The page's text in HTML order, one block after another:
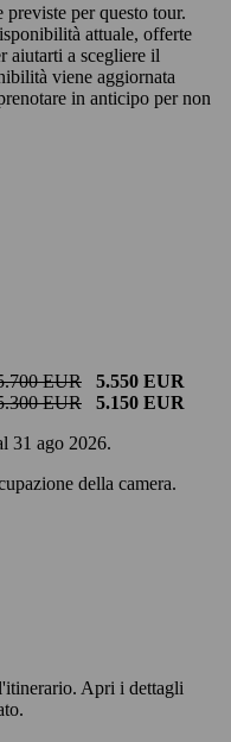
previste per questo tour.
attuale, offerte
aiutarti a scegliere il
viene aggiornata
in anticipo per non
EUR
5.550 EUR
EUR
5.150 EUR
31 ago 2026.
della camera.
Apri i dettagli